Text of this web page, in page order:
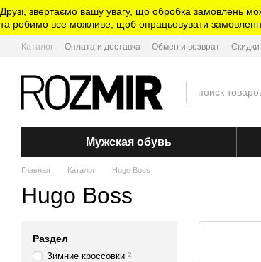
Перейти к основному контенту
Друзі, звертаємо вашу увагу, що обробка замовлень
та робимо все можливе, щоб опрацьовувати
Каталог Оплата и доставка Обмен и возврат
Мужская обувь
Главная Каталог Hugo Boss
Hugo Boss
Раздел
Зимние кроссовки 2